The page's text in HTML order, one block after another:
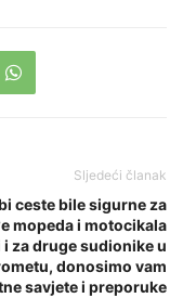
Sljedeći članak
ceste bile sigurne za
mopeda i motocikala
i za druge sudionike u
donosimo vam
savjete i preporuke